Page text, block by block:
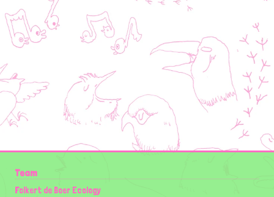
Team
Folkert de Boer Ecology